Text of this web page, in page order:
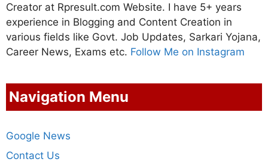
Creator at Rpresult.com Website. I have 5+ years
experience in Blogging and Content Creation in
various fields like Govt. Job Updates, Sarkari Yojana,
Career News, Exams etc. Follow Me on Instagram
Navigation Menu
Google News
Contact Us